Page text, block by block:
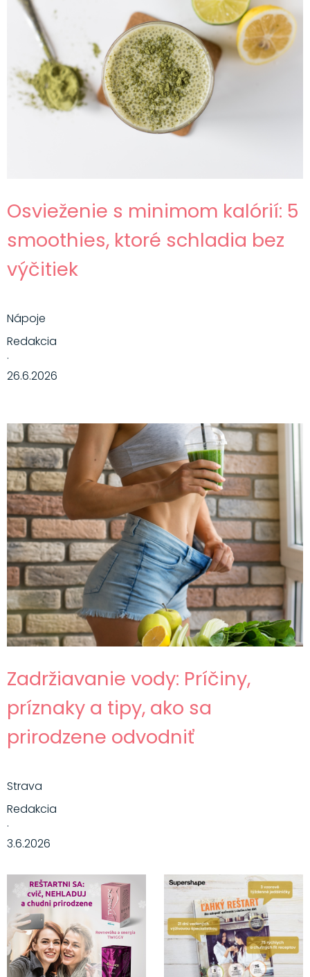
Osvieženie s minimom kalórií: 5
smoothies, ktoré schladia bez
výčitiek
Nápoje
Redakcia
·
26.6.2026
Zadržiavanie vody: Príčiny,
príznaky a tipy, ako sa
prirodzene odvodniť
Strava
Redakcia
·
3.6.2026